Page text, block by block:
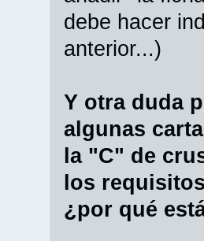
debe hacer
anterior...)
Y otra duda
algunas
la "C" de
los
¿por qué